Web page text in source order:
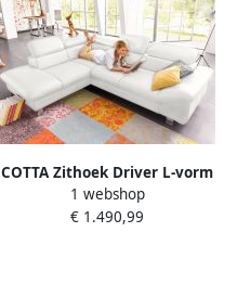
COTTA Zithoek Driver L-vorm
Set bestaande uit: hoekbank
met hoofdverstelling &
1 webshop
€ 1.490,99